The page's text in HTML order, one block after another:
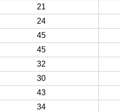
21
24
45
45
32
30
43
34